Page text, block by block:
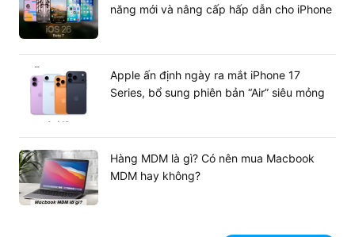
năng mới và nâng cấp hấp dẫn cho iPhone
Apple ấn định ngày ra mắt iPhone 17
Series, bổ sung phiên bản “Air” siêu mỏng
Hàng MDM là gì? Có nên mua Macbook
MDM hay không?